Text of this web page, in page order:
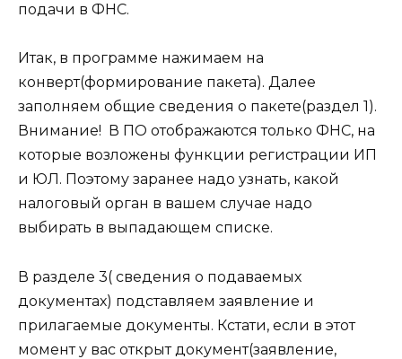
подачи в ФНС.
Итак, в программе нажимаем на
конверт(формирование пакета). Далее
заполняем общие сведения о пакете(раздел 1).
Внимание! В ПО отображаются только ФНС, на
которые возложены функции регистрации ИП
и ЮЛ. Поэтому заранее надо узнать, какой
налоговый орган в вашем случае надо
выбирать в выпадающем списке.
В разделе 3( сведения о подаваемых
документах) подставляем заявление и
прилагаемые документы. Кстати, если в этот
момент у вас открыт документ(заявление,